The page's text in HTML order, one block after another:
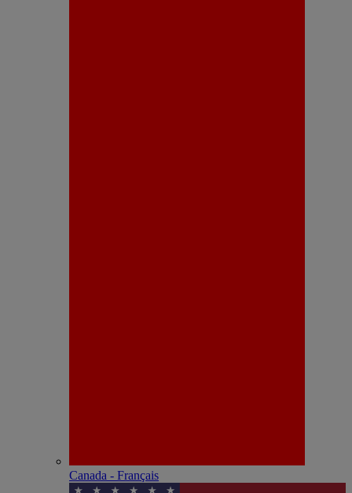
Canada - Français